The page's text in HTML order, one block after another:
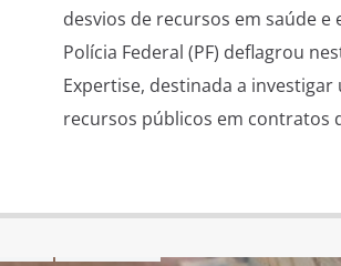
desvios de recursos em saúde e
Polícia Federal (PF) deflagrou
Expertise, destinada a
recursos públicos em contratos